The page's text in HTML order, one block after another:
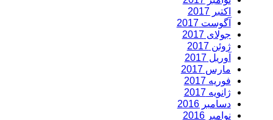
اکتبر 2017
آگوست 2017
جولای 2017
ژوئن 2017
آوریل 2017
مارس 2017
فوریه 2017
ژانویه 2017
دسامبر 2016
نوامبر 2016